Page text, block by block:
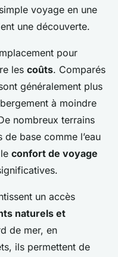
voyage en une
une découverte.
pour
les coûts. Comparés
généralement plus
à moindre
nombreux terrains
base comme l’eau
confort de voyage
un accès
naturels et
de mer, en
ils permettent de